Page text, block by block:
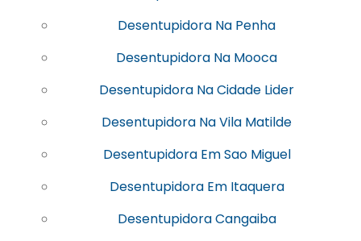
Desentupidora Na Penha
Desentupidora Na Mooca
Desentupidora Na Cidade Lider
Desentupidora Na Vila Matilde
Desentupidora Em Sao Miguel
Desentupidora Em Itaquera
Desentupidora Cangaiba